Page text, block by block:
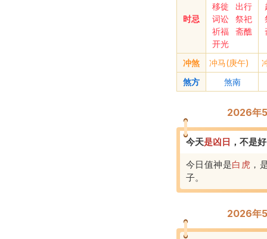
时忌
移徙
出行
词讼
祭祀
祈福
斋醮
开光
冲煞 冲马(庚午)
煞方
煞南
2026年
今天是凶 日 ， 不是
今日值神是白虎 ，
子。
2026年